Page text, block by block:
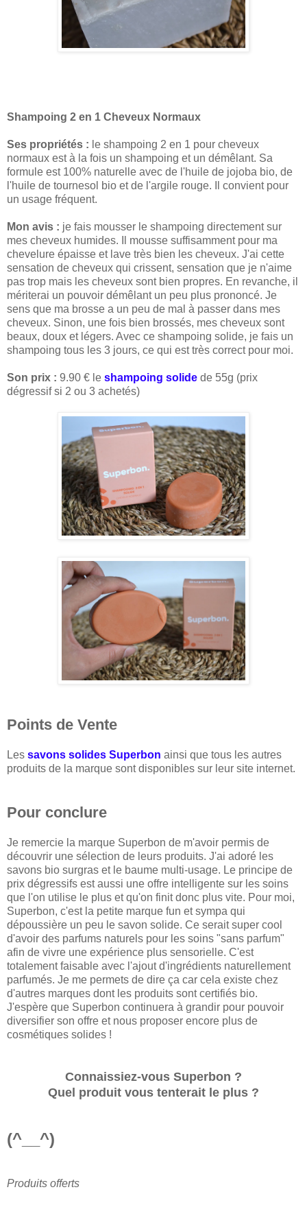
Shampoing 2 en 1 Cheveux Normaux
Ses propriétés : le shampoing 2 en 1 pour cheveux
normaux est à la fois un shampoing et un démêlant. Sa
formule est 100% naturelle avec de l'huile de jojoba bio, de
l'huile de tournesol bio et de l'argile rouge. Il convient pour
un usage fréquent.
Mon avis : je fais mousser le shampoing directement sur
mes cheveux humides. Il mousse suffisamment pour ma
chevelure épaisse et lave très bien les cheveux. J'ai cette
sensation de cheveux qui crissent, sensation que je n'aime
pas trop mais les cheveux sont bien propres. En revanche, il
mériterai un pouvoir démêlant un peu plus prononcé. Je
sens que ma brosse a un peu de mal à passer dans mes
cheveux. Sinon, une fois bien brossés, mes cheveux sont
beaux, doux et légers. Avec ce shampoing solide, je fais un
shampoing tous les 3 jours, ce qui est très correct pour moi.
Son prix : 9.90 € le shampoing solide de 55g (prix
dégressif si 2 ou 3 achetés)
Points de Vente
Les savons solides Superbon ainsi que tous les autres
produits de la marque sont disponibles sur leur site internet.
Pour conclure
Je remercie la marque Superbon de m'avoir permis de
découvrir une sélection de leurs produits. J'ai adoré les
savons bio surgras et le baume multi-usage. Le principe de
prix dégressifs est aussi une offre intelligente sur les soins
que l'on utilise le plus et qu'on finit donc plus vite. Pour moi,
Superbon, c'est la petite marque fun et sympa qui
dépoussière un peu le savon solide. Ce serait super cool
d'avoir des parfums naturels pour les soins "sans parfum"
afin de vivre une expérience plus sensorielle. C'est
totalement faisable avec l'ajout d'ingrédients naturellement
parfumés. Je me permets de dire ça car cela existe chez
d'autres marques dont les produits sont certifiés bio.
J'espère que Superbon continuera à grandir pour pouvoir
diversifier son offre et nous proposer encore plus de
cosmétiques solides !
Connaissiez-vous Superbon ?
Quel produit vous tenterait le plus ?
(^__^)
Produits offerts